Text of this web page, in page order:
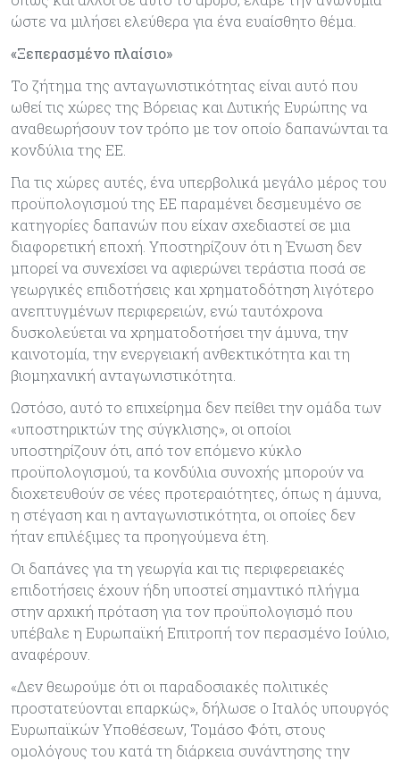
ώστε να μιλήσει ελεύθερα για ένα ευαίσθητο θέμα.
«Ξεπερασμένο πλαίσιο»
Το ζήτημα της ανταγωνιστικότητας είναι αυτό που
ωθεί τις χώρες της Βόρειας και Δυτικής Ευρώπης να
αναθεωρήσουν τον τρόπο με τον οποίο δαπανώνται τα
κονδύλια της ΕΕ.
Για τις χώρες αυτές, ένα υπερβολικά μεγάλο μέρος του
προϋπολογισμού της ΕΕ παραμένει δεσμευμένο σε
κατηγορίες δαπανών που είχαν σχεδιαστεί σε μια
διαφορετική εποχή. Υποστηρίζουν ότι η Ένωση δεν
μπορεί να συνεχίσει να αφιερώνει τεράστια ποσά σε
γεωργικές επιδοτήσεις και χρηματοδότηση λιγότερο
ανεπτυγμένων περιφερειών, ενώ ταυτόχρονα
δυσκολεύεται να χρηματοδοτήσει την άμυνα, την
καινοτομία, την ενεργειακή ανθεκτικότητα και τη
βιομηχανική ανταγωνιστικότητα.
Ωστόσο, αυτό το επιχείρημα δεν πείθει την ομάδα των
«υποστηρικτών της σύγκλισης», οι οποίοι
υποστηρίζουν ότι, από τον επόμενο κύκλο
προϋπολογισμού, τα κονδύλια συνοχής μπορούν να
διοχετευθούν σε νέες προτεραιότητες, όπως η άμυνα,
η στέγαση και η ανταγωνιστικότητα, οι οποίες δεν
ήταν επιλέξιμες τα προηγούμενα έτη.
Οι δαπάνες για τη γεωργία και τις περιφερειακές
επιδοτήσεις έχουν ήδη υποστεί σημαντικό πλήγμα
στην αρχική πρόταση για τον προϋπολογισμό που
υπέβαλε η Ευρωπαϊκή Επιτροπή τον περασμένο Ιούλιο,
αναφέρουν.
«Δεν θεωρούμε ότι οι παραδοσιακές πολιτικές
προστατεύονται επαρκώς», δήλωσε ο Ιταλός υπουργός
Ευρωπαϊκών Υποθέσεων, Τομάσο Φότι, στους
ομολόγους του κατά τη διάρκεια συνάντησης την